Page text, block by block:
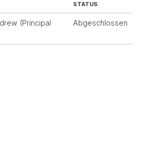
STATUS
(Principal
Abgeschlossen